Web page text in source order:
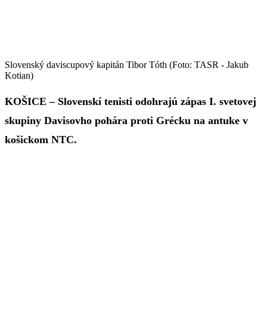
Slovenský daviscupový kapitán Tibor Tóth (Foto: TASR - Jakub
Kotian)
KOŠICE – Slovenskí tenisti odohrajú zápas I. svetovej
skupiny Davisovho pohára proti Grécku na antuke v
košickom NTC.